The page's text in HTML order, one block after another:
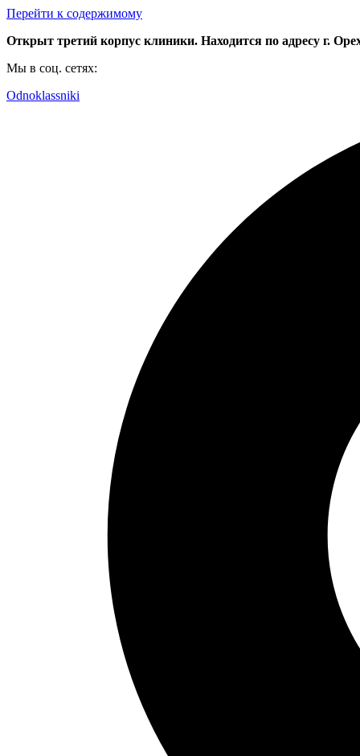
Перейти к содержимому
Открыт третий корпус клиники. Находится по адресу г.
Мы в соц. сетях:
Odnoklassniki